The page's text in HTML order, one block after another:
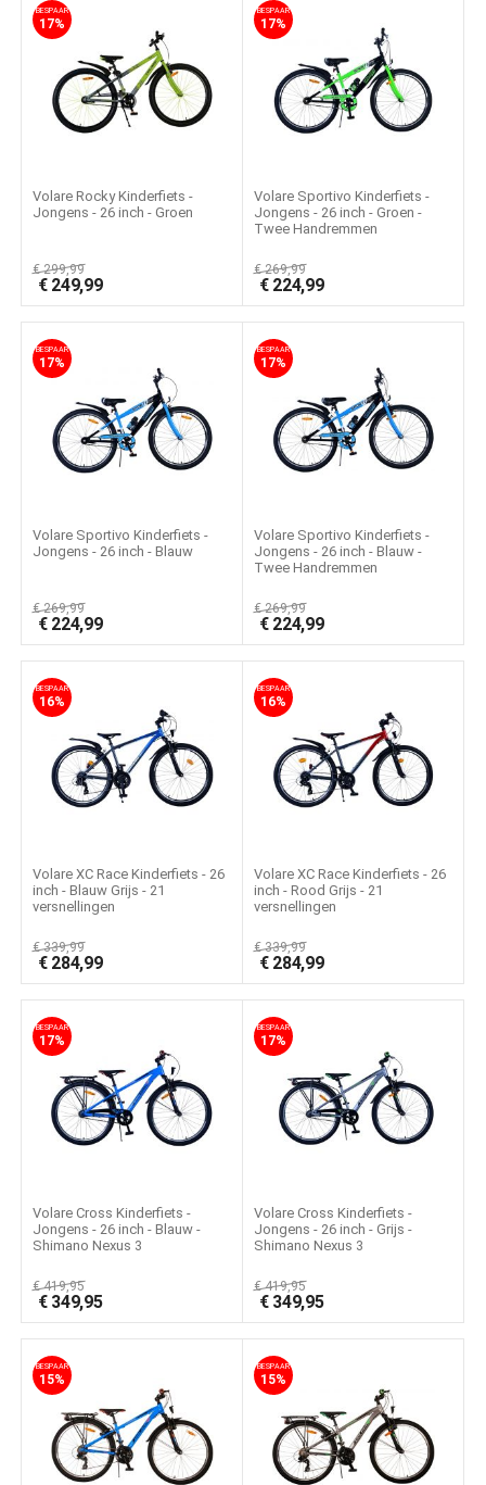
BESPAAR
17%
Volare Rocky Kinderfiets -
Jongens - 26 inch - Groen
€299,99
€ 249,99
BESPAAR
17%
Volare Sportivo Kinderfiets -
Jongens - 26 inch - Groen -
Twee Handremmen
€269,99
€ 224,99
BESPAAR
17%
Volare Sportivo Kinderfiets -
Jongens - 26 inch - Blauw
€269,99
€ 224,99
BESPAAR
17%
Volare Sportivo Kinderfiets -
Jongens - 26 inch - Blauw -
Twee Handremmen
€269,99
€ 224,99
BESPAAR
16%
Volare XC Race Kinderfiets - 26
inch - Blauw Grijs - 21
versnellingen
€339,99
€ 284,99
BESPAAR
16%
Volare XC Race Kinderfiets - 26
inch - Rood Grijs - 21
versnellingen
€339,99
€ 284,99
BESPAAR
17%
Volare Cross Kinderfiets -
Jongens - 26 inch - Blauw -
Shimano Nexus 3
€419,95
€ 349,95
BESPAAR
17%
Volare Cross Kinderfiets -
Jongens - 26 inch - Grijs -
Shimano Nexus 3
€419,95
€ 349,95
BESPAAR
15%
BESPAAR
15%